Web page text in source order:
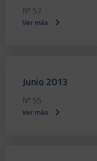
Nº 57
Ver más
Junio 2013
Nº 55
Ver más